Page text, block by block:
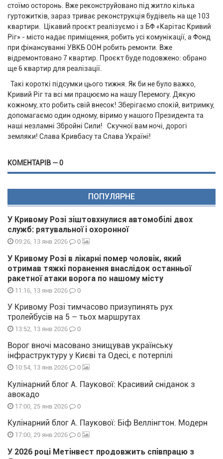
стоїмо осторонь. Вже реконструйовано під житло кілька
гуртожитків, зараз триває реконструкція будівель на ще 103
квартири. Цікавий проєкт реалізуємо і з БФ «Карітас Кривий
Ріг» - місто надає приміщення, робить усі комунікації, а Фонд
при фінансуванні УВКБ ООН робить ремонти. Вже
відремонтовано 7 квартир. Проєкт буде подовжено: обрано
ще 6 квартир для реалізації.
Такі короткі підсумки цього тижня. Як би не було важко,
Кривий Ріг та всі ми працюємо на нашу Перемогу. Дякую
кожному, хто робить свій внесок! Зберігаємо спокій, витримку,
допомагаємо один одному, віримо у нашого Президента та
наші незламні Збройні Сили! Скучної вам ночі, дорогі
земляки! Слава Кривбасу та Слава Україні!
КОМЕНТАРІВ — 0
ПОПУЛЯРНЕ
У Кривому Розі зіштовхнулися автомобілі двох
служб: рятувальної і охоронної
09:26, 13 янв 2026 0
У Кривому Розі в лікарні помер чоловік, який
отримав тяжкі поранення внаслідок останньої
ракетної атаки ворога по нашому місту
11:16, 13 янв 2026 0
У Кривому Розі тимчасово призупинять рух
тролейбусів на 5 – тьох маршрутах
13:52, 13 янв 2026 0
Ворог вночі масовано знищував українську
інфраструктуру у Києві та Одесі, є потерпілі
10:54, 13 янв 2026 0
Кулінарний блог А. Паукової: Красивий сніданок з
авокадо
17:00, 25 янв 2026 0
Кулінарний блог А. Паукової: Біф Веллінгтон. Модерн
17:00, 29 янв 2026 0
У 2026 році Метінвест продовжить співпрацю з